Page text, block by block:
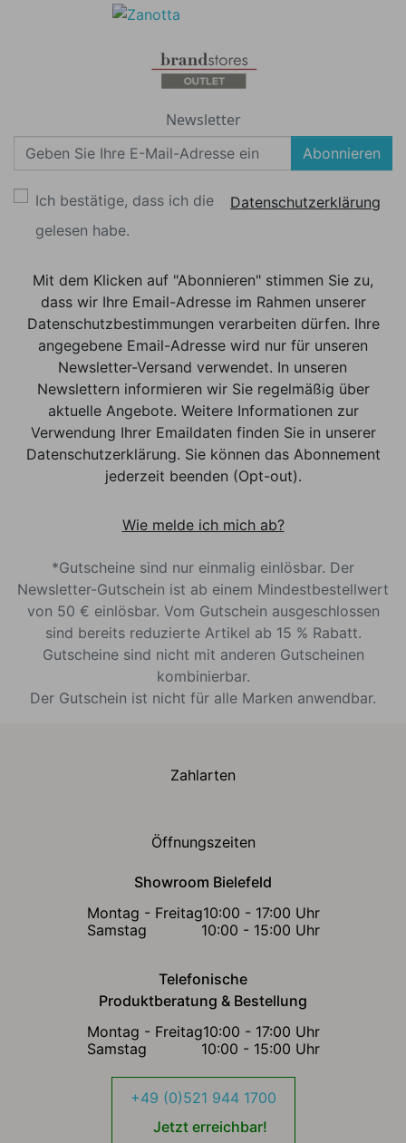
Newsletter
Abonnieren
Ich bestätige, dass ich die
Datenschutzerklärung
gelesen habe.
Mit dem Klicken auf "Abonnieren" stimmen Sie zu,
dass wir Ihre Email-Adresse im Rahmen unserer
Datenschutzbestimmungen verarbeiten dürfen. Ihre
angegebene Email-Adresse wird nur für unseren
Newsletter-Versand verwendet. In unseren
Newslettern informieren wir Sie regelmäßig über
aktuelle Angebote. Weitere Informationen zur
Verwendung Ihrer Emaildaten finden Sie in unserer
Datenschutzerklärung. Sie können das Abonnement
jederzeit beenden (Opt-out).
Wie melde ich mich ab?
*Gutscheine sind nur einmalig einlösbar. Der
Newsletter-Gutschein ist ab einem Mindestbestellwert
von 50 € einlösbar. Vom Gutschein ausgeschlossen
sind bereits reduzierte Artikel ab 15 % Rabatt.
Gutscheine sind nicht mit anderen Gutscheinen
kombinierbar.
Der Gutschein ist nicht für alle Marken anwendbar.
Zahlarten
Öffnungszeiten
Showroom Bielefeld
Montag - Freitag10:00 - 17:00 Uhr
Samstag
10:00 - 15:00 Uhr
Telefonische
Produktberatung & Bestellung
Montag - Freitag10:00 - 17:00 Uhr
Samstag
10:00 - 15:00 Uhr
+49 (0)521 944 1700
Jetzt erreichbar!